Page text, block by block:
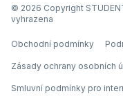
© 2026 Copyright
vyhrazena
Obchodní podmínky
Zásady ochrany osobních
Smluvní podmínky pro